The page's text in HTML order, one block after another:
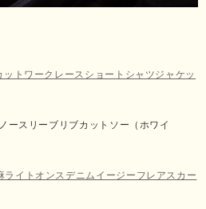
トワークレースショートシャツジャケッ
ースリーブリブカットソー（ホワイ
ライトオンスデニムイージーフレアスカー